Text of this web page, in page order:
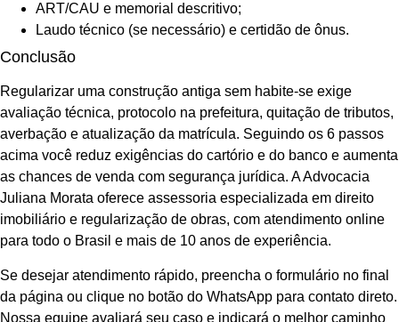
ART/CAU e memorial descritivo;
Laudo técnico (se necessário) e certidão de ônus.
Conclusão
Regularizar uma construção antiga sem habite-se exige
avaliação técnica, protocolo na prefeitura, quitação de tributos,
averbação e atualização da matrícula. Seguindo os 6 passos
acima você reduz exigências do cartório e do banco e aumenta
as chances de venda com segurança jurídica. A Advocacia
Juliana Morata oferece assessoria especializada em direito
imobiliário e regularização de obras, com atendimento online
para todo o Brasil e mais de 10 anos de experiência.
Se desejar atendimento rápido, preencha o formulário no final
da página ou clique no botão do WhatsApp para contato direto.
Nossa equipe avaliará seu caso e indicará o melhor caminho